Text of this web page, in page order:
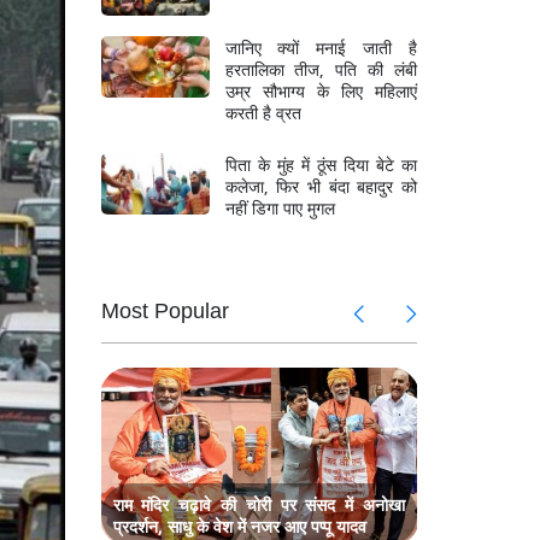
जानिए क्यों मनाई जाती है
हरतालिका तीज, पति की लंबी
उम्र सौभाग्य के लिए महिलाएं
करती है व्रत
पिता के मुंह में ठूंस दिया बेटे का
कलेजा, फिर भी बंदा बहादुर को
नहीं डिगा पाए मुगल
Most Popular
छापा,
लाख
बेबस
राम मंदिर चढ़ावे की चोरी पर संसद में अनोखा
प्रदर्शन, साधु के वेश में नजर आए पप्पू यादव